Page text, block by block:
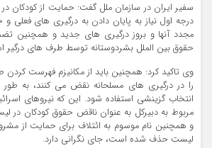
سفیر ایران در سازمان ملل گفت: حمایت از کودکان
درجه اول نیاز به پایان دادن به درگیری های فعلی
مجدد آنها و بروز درگیری های جدید و همچنین
حقوق بین الملل بشردوستانه توسط طرف های درگیر
وی تاکید کرد: همچنین باید از مکانیزم فهرست کردن
را در درگیری های مسلحانه نقض می کنند، به
انتخاب گزینشی استفاده شود. این که نیروهای
مربوط به دبیرکل به عنوان ناقض حقوق کودکان در
و همچنین نام موسوم به ائتلاف برای حمایت از
لیست حذف شده است، جای نگرانی دارد.